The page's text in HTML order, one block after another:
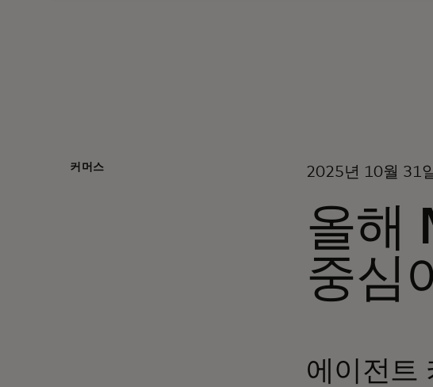
커머스 2025년 10월 31
올해
중심
에이전트